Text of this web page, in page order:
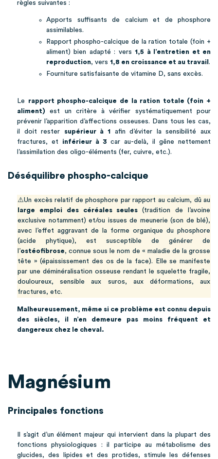
règles suivantes :
Apports suffisants de calcium et de phosphore
assimilables.
Rapport phospho-calcique de la ration totale (foin +
aliment) bien adapté : vers1,5 à l’entretien et en
reproduction, vers 1,8 en croissance et au travail .
Fourniture satisfaisante de vitamine D, sans excès.
Le rapport phospho-calcique de la ration totale (foin +
aliment) est un critère à vérifier systématiquement pour
prévenir l’apparition d’affections osseuses. Dans tous les cas,
il doit rester supérieur à 1 afin d’éviter la sensibilité aux
fractures, et inférieur à 3 car au-delà, il gêne nettement
l’assimilation des oligo-éléments (fer, cuivre, etc.).
Déséquilibre phospho-calcique
⚠️Un excès relatif de phosphore par rapport au calcium, dû au
large emploi des céréales seules(tradition de l’avoine
exclusive notamment) et/ou issues de meunerie (son de blé),
avec l’effet aggravant de la forme organique du phosphore
(acide phytique), est susceptible de générer de
l’ostéofibrose, connue sous le nom de « maladie de la grosse
tête » (épaississement des os de la face). Elle se manifeste
par une déminéralisation osseuse rendant le squelette fragile,
douloureux, sensible aux suros, aux déformations, aux
fractures, etc.
Malheureusement, même si ce problème est connu depuis
des siècles, il n’en demeure pas moins fréquent et
dangereux chez le cheval.
Magnésium
Principales fonctions
Il s’agit d’un élément majeur qui intervient dans la plupart des
fonctions physiologiques : il participe au métabolisme des
glucides, des lipides et des protides, stimule les défenses